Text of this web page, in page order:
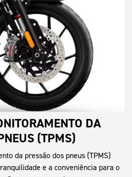
DA
(TPMS)
da pressão dos pneus (TPMS)
e a conveniência para o